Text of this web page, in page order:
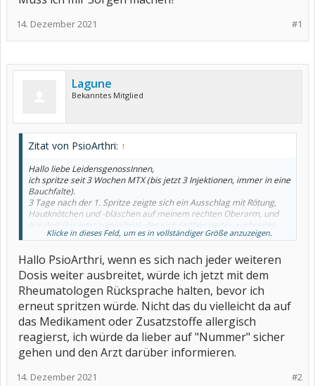
#1
14. Dezember 2021
Lagune
Bekanntes Mitglied
Zitat von PsioArthri: ↑
Hallo liebe LeidensgenossInnen,
ich spritze seit 3 Wochen MTX (bis jetzt 3 Injektionen, immer in eine
Bauchfalte).
3 Tage nach der 1. Spritze zeigte sich ein Ausschlag mit Rötung,
Hautknötchen und -bläschen auf meinem rechten Oberarm, und
nur dort (bis jetzt zumindest), der sich seither weiter ausbreitet
und mit jeder Dosis stärker wird.
MTX?
Muss ich mir Sorgen machen?
Klicke in dieses Feld, um es in vollständiger Größe anzuzeigen.
Hallo PsioArthri, wenn es sich nach jeder weiteren
Dosis weiter ausbreitet, würde ich jetzt mit dem
Rheumatologen Rücksprache halten, bevor ich
erneut spritzen würde. Nicht das du vielleicht da auf
das Medikament oder Zusatzstoffe allergisch
reagierst, ich würde da lieber auf "Nummer" sicher
gehen und den Arzt darüber informieren.
#2
14. Dezember 2021